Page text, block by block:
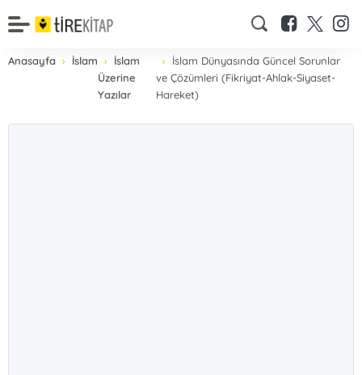
Anasayfa İslam
İslam
Üzerine
Yazılar
İslam Dünyasında Güncel Sorunlar
ve Çözümleri (Fikriyat-Ahlak-Siyaset-
Hareket)